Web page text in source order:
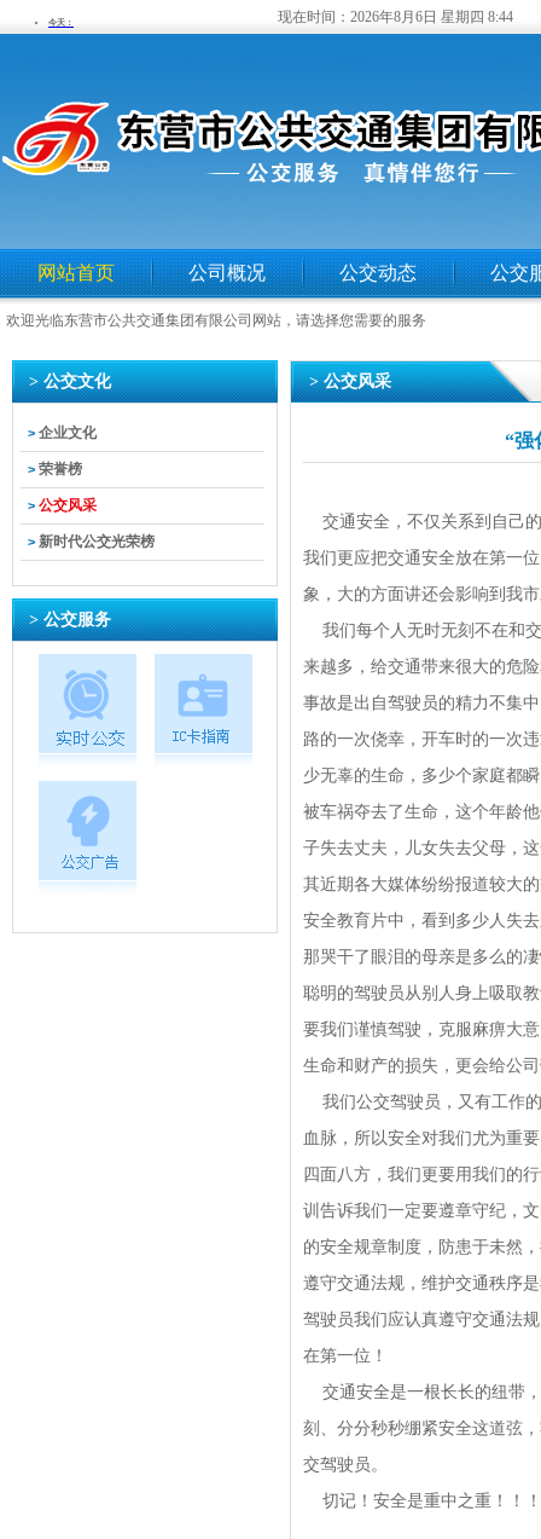
现在时间： 2026年8月6日 星期四 8:44
网站首页 公司概况 公交动态 公交
欢迎光临东营市公共交通集团有限公司网站，请选择您需要的服务
> 公交文化
> 企业文化
> 荣誉榜
> 公交风采
> 新时代公交光荣榜
> 公交服务
> 公交风采
“强
交通安全，不仅关系到自己
我们更应把交通安全放在第一
象，大的方面讲还会影响到我
我们每个人无时无刻不在和
来越多，给交通带来很大的危
事故是出自驾驶员的精力不集
路的一次侥幸，开车时的一次
少无辜的生命，多少个家庭都
被车祸夺去了生命，这个年龄
子失去丈夫，儿女失去父母，
其近期各大媒体纷纷报道较大
安全教育片中，看到多少人失
那哭干了眼泪的母亲是多么的
聪明的驾驶员从别人身上吸取
要我们谨慎驾驶，克服麻痹大
生命和财产的损失，更会给公
我们公交驾驶员，又有工作
血脉，所以安全对我们尤为重
四面八方，我们更要用我们的
训告诉我们一定要遵章守纪，
的安全规章制度，防患于未然
遵守交通法规，维护交通秩序
驾驶员我们应认真遵守交通法
在第一位！
交通安全是一根长长的纽带
刻、分分秒秒绷紧安全这道弦
交驾驶员。
切记！安全是重中之重！！！